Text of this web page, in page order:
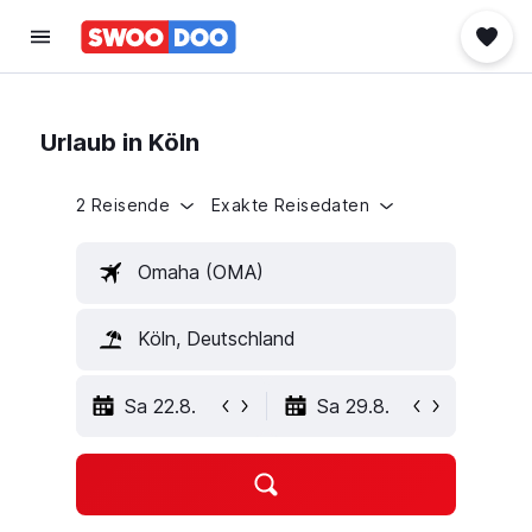
Urlaub in Köln
2 Reisende Exakte Reisedaten
Omaha (OMA)
Köln, Deutschland
Sa 22.8. Sa 29.8.